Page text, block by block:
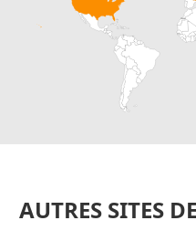
AUTRES SITES